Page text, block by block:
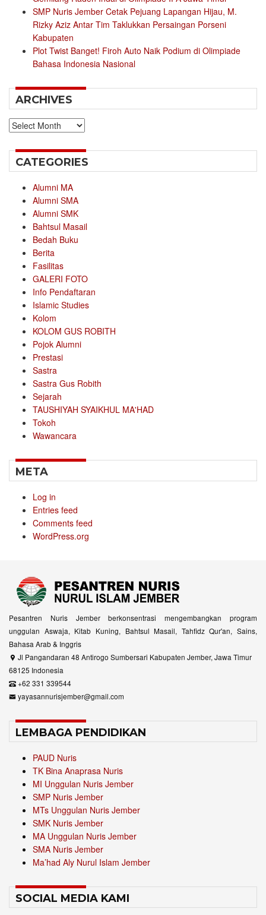
SMP Nuris Jember Cetak Pejuang Lapangan Hijau, M.
Rizky Aziz Antar Tim Taklukkan Persaingan Porseni
Kabupaten
Plot Twist Banget! Firoh Auto Naik Podium di Olimpiade
Bahasa Indonesia Nasional
ARCHIVES
Archives
CATEGORIES
Alumni MA
Alumni SMA
Alumni SMK
Bahtsul Masail
Bedah Buku
Berita
Fasilitas
GALERI FOTO
Info Pendaftaran
Islamic Studies
Kolom
KOLOM GUS ROBITH
Pojok Alumni
Prestasi
Sastra
Sastra Gus Robith
Sejarah
TAUSHIYAH SYAIKHUL MA'HAD
Tokoh
Wawancara
META
Log in
Entries feed
Comments feed
WordPress.org
Pesantren Nuris Jember berkonsentrasi mengembangkan program
unggulan Aswaja, Kitab Kuning, Bahtsul Masail, Tahfidz Qur'an, Sains,
Bahasa Arab & Inggris
Jl Pangandaran 48 Antirogo Sumbersari Kabupaten Jember, Jawa Timur
68125 Indonesia
+62 331 339544
yayasannurisjember@gmail.com
LEMBAGA PENDIDIKAN
PAUD Nuris
TK Bina Anaprasa Nuris
MI Unggulan Nuris Jember
SMP Nuris Jember
MTs Unggulan Nuris Jember
SMK Nuris Jember
MA Unggulan Nuris Jember
SMA Nuris Jember
Ma’had Aly Nurul Islam Jember
SOCIAL MEDIA KAMI